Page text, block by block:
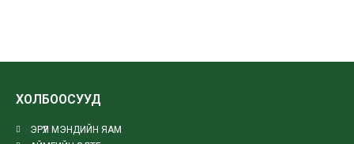
ХОЛБООСУУД
ЭРҮҮЛ МЭНДИЙН ЯАМ